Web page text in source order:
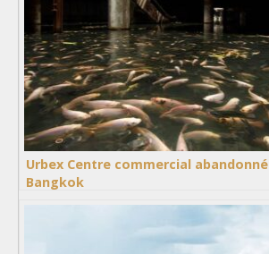
Urbex Centre commercial abandonné
Bangkok